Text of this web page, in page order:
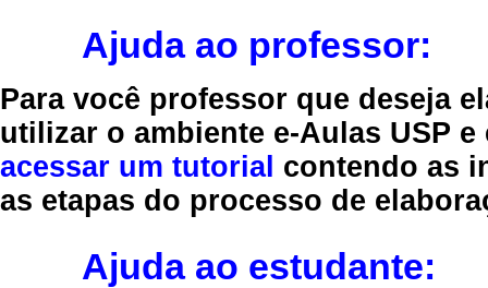
Ajuda ao professor:
Para você professor que deseja
utilizar o ambiente e-Aulas USP
acessar um tutorial contendo as
as etapas do processo de
Ajuda ao estudante: